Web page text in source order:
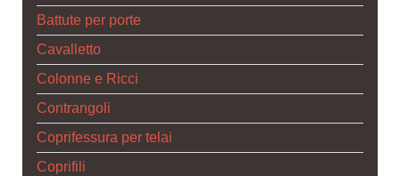
Battute per porte
Cavalletto
Colonne e Ricci
Contrangoli
Coprifessura per telai
Coprifili